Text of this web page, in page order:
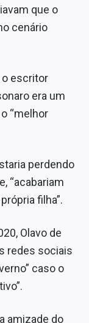
que o
cenário
o escritor
era um
“melhor
perdendo
“acabariam
filha”.
Olavo de
redes sociais
caso o
amizade do